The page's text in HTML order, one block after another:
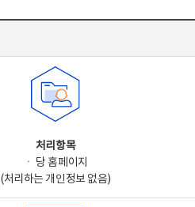
처리항목
ㆍ 당 홈페이지
(처리하는 개인정보 없음)